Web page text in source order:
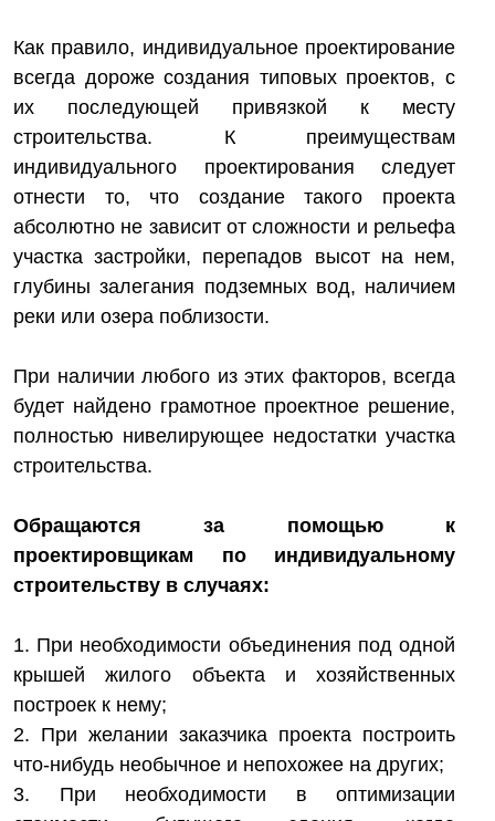
Как правило, индивидуальное проектирование
всегда дороже создания типовых проектов, с
их последующей привязкой к месту
строительства. К преимуществам
индивидуального проектирования следует
отнести то, что создание такого проекта
абсолютно не зависит от сложности и рельефа
участка застройки, перепадов высот на нем,
глубины залегания подземных вод, наличием
реки или озера поблизости.
При наличии любого из этих факторов, всегда
будет найдено грамотное проектное решение,
полностью нивелирующее недостатки участка
строительства.
Обращаются за помощью к
проектировщикам по индивидуальному
строительству в случаях:
1. При необходимости объединения под одной
крышей жилого объекта и хозяйственных
построек к нему;
2. При желании заказчика проекта построить
что-нибудь необычное и непохожее на других;
3. При необходимости в оптимизации